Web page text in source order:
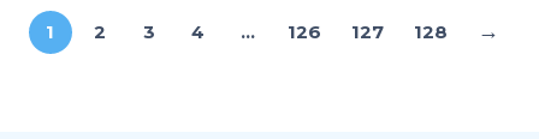
1 2 3 4 … 126 127 128 →